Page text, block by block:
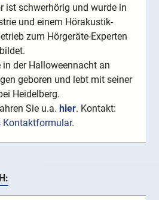
ist schwerhörig und wurde in
und einem Hörakustik-
zum Hörgeräte-Experten
in der Halloweennacht an
geboren und lebt mit seiner
Heidelberg.
Sie u.a. hier. Kontakt:
Kontaktformular.